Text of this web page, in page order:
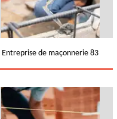
Entreprise de maçonnerie 83